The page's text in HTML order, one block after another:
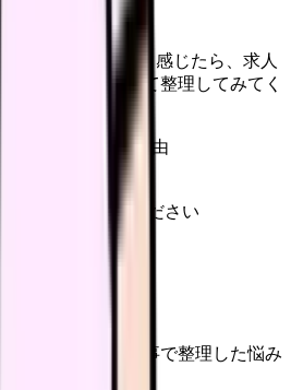
比べられます。
いのかな...」そう感じたら、求人
たい不安を分けて整理してみてく
退会自由
報を確認してください
求人を探す
クなど、この記事で整理した悩み